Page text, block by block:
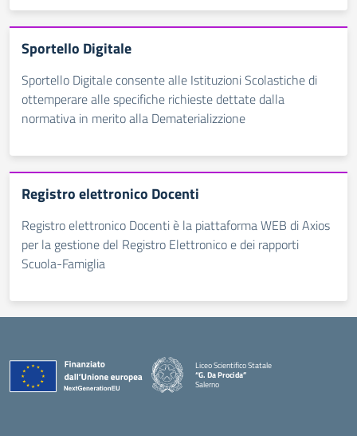
Sportello Digitale
Sportello Digitale consente alle Istituzioni Scolastiche di
ottemperare alle specifiche richieste dettate dalla
normativa in merito alla Dematerializzione
Registro elettronico Docenti
Registro elettronico Docenti è la piattaforma WEB di Axios
per la gestione del Registro Elettronico e dei rapporti
Scuola-Famiglia
Liceo Scientifico Statale
“G. Da Procida”
Salerno